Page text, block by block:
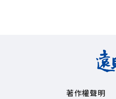
著作權聲明